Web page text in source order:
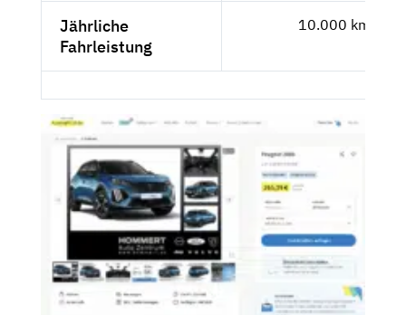
Jährliche
Fahrleistung
10.000 km